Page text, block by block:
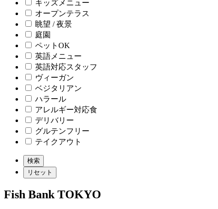
キッズメニュー
オープンテラス
眺望 / 夜景
庭園
ペットOK
英語メニュー
英語対応スタッフ
ヴィーガン
ベジタリアン
ハラール
アレルギー対応食
デリバリー
グルテンフリー
テイクアウト
Fish Bank TOKYO